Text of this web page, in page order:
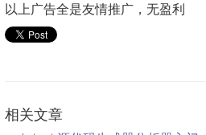
以上广告全是友情推广，无盈利
相关文章